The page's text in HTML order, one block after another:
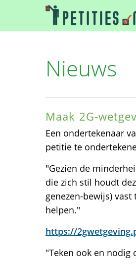
Nieuws
Maak 2G-
Een ondertekenaar
petitie te
"Gezien de
die zich stil houdt
genezen-bewijs)
helpen."
https://
"Teken ook en nodig